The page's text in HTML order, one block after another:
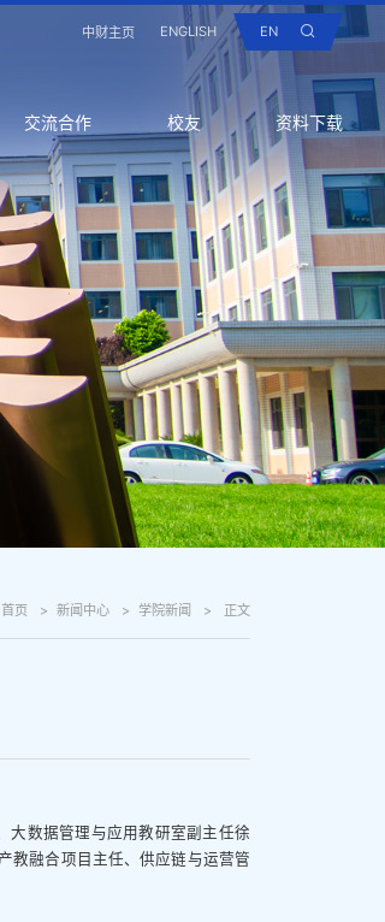
中财主页 ENGLISH EN
交流合作 校友 资料下载
首页 新闻中心 学院新闻 正文
大数据管理与应用教研室副主任徐
教融合项目主任、供应链与运营管